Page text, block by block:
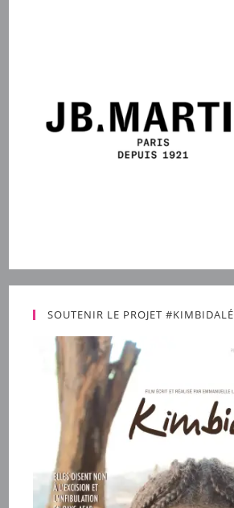
SOUTENIR LE PROJET #KIMBIDALÉ